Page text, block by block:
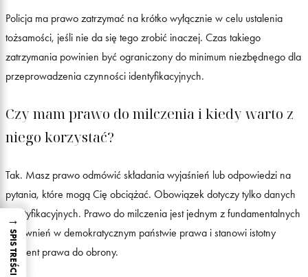
Policja ma prawo zatrzymać na krótko wyłącznie w celu ustalenia
tożsamości, jeśli nie da się tego zrobić inaczej. Czas takiego
zatrzymania powinien być ograniczony do minimum niezbędnego dla
przeprowadzenia czynności identyfikacyjnych.
Czy mam prawo do milczenia i kiedy warto z
niego korzystać?
Tak. Masz prawo odmówić składania wyjaśnień lub odpowiedzi na
pytania, które mogą Cię obciążać. Obowiązek dotyczy tylko danych
identyfikacyjnych. Prawo do milczenia jest jednym z fundamentalnych
uprawnień w demokratycznym państwie prawa i stanowi istotny
element prawa do obrony.
→
SPIS TREŚCI